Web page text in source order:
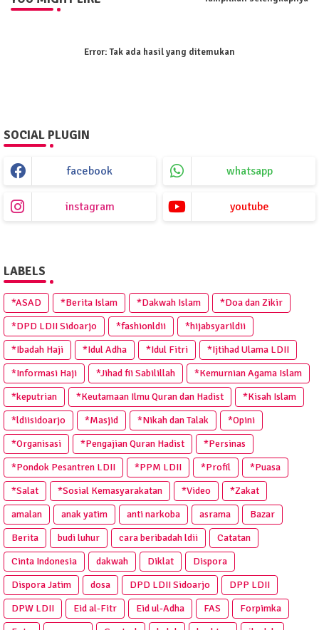
Error:Tak ada hasil yang ditemukan
SOCIAL PLUGIN
facebook whatsapp
instagram youtube
LABELS
*ASAD *Berita Islam *Dakwah Islam
*Doa dan Zikir
*DPD LDII Sidoarjo
*fashionldii
*hijabsyarildii
*Ibadah Haji
*Idul Adha *Idul Fitri
*Ijtihad Ulama LDII
*Informasi Haji
*Jihad fii Sabilillah
*Kemurnian Agama Islam
*keputrian
*Keutamaan Ilmu Quran dan Hadist
*Kisah Islam
*ldiisidoarjo
*Masjid *Nikah dan Talak
*Opini
*Organisasi
*Pengajian Quran Hadist
*Persinas
*Pondok Pesantren LDII
*PPM LDII *Profil
*Puasa
*Salat
*Sosial Kemasyarakatan *Video
*Zakat
amalan
anak yatim anti narkoba asrama
Bazar
Berita
budi luhur cara beribadah ldii
Catatan
Cinta Indonesia
dakwah Diklat
Dispora
Dispora Jatim
dosa DPD LDII Sidoarjo
DPP LDII
DPW LDII
Eid al-Fitr Eid ul-Adha FAS
Forpimka